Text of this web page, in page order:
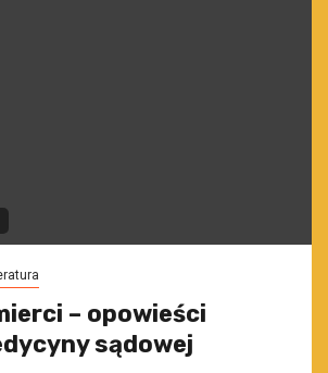
– opowieści
sądowej